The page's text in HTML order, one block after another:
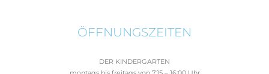
ÖFFNUNGSZEITEN
DER KINDERGARTEN